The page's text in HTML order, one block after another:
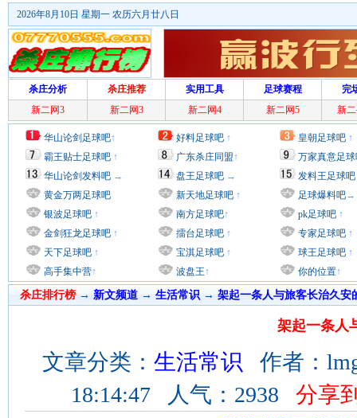
2026年8月10日 星期一 农历六月廿八日
杀庄分析 杀庄推荐 实用工具 足球赛程
完
新二网3
新二网3 新二网4 新二网5 新
华山论剑足球吧↑
霸王贴士足球吧 ↑
华山论剑发料吧 →
黄金万两足球吧
银波足球吧 ↑
金剑狂龙足球吧 ↑
天下足球吧 ↑
高手集中营↑
好料足球吧 ↑
广东杀庄同盟↑
盘王足球吧 →
新天地足球吧 ↑
南方足球吧↑
擂台足球吧 ↑
宝淇足球吧 ↑
波盘王↑
皇朝足球吧 ↑
万家真意足
发料王足球吧
足球爆料吧→
pk足球吧 ↑
专家足球吧 ↑
球王足球吧 ↑
你的位置↑
杀庄排行榜 → 新文频道→ 生活常识 → 架起一条人与旅客长治久安
架起一条人
文章分类： 生活常识 作者：
18:14:47 人气：2938 分享